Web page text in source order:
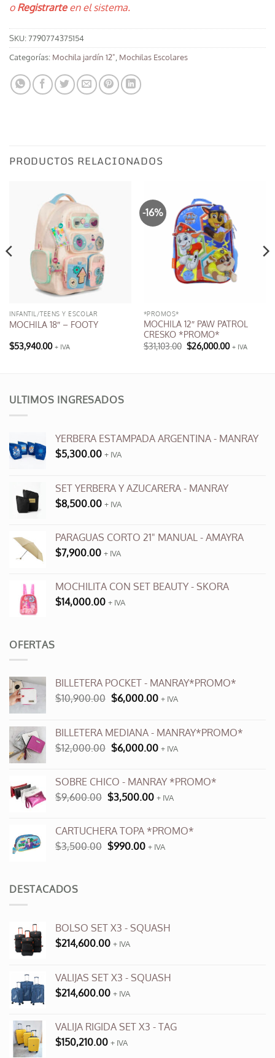
oRegistrarteen el sistema.
SKU:7790774375154
Categorías: Mochila jardín 12" Mochilas Escolares
PRODUCTOS RELACIONADOS
INFANTIL/TEENS Y ESCOLAR
MOCHILA 18″ – FOOTY
$53,940.00 + IVA
-16%
*PROMOS*
MOCHILA 12″ PAW PATROL
CRESKO *PROMO*
$31,103.00 El
precio
$26,000.00El+ IVA
ULTIMOS INGRESADOS
YERBERA ESTAMPADA ARGENTINA - MANRAY
$5,300.00 + IVA
SET YERBERA Y AZUCARERA - MANRAY
$8,500.00 + IVA
PARAGUAS CORTO 21" MANUAL - AMAYRA
$7,900.00 + IVA
MOCHILITA CON SET BEAUTY - SKORA
$14,000.00 + IVA
OFERTAS
BILLETERA POCKET - MANRAY*PROMO*
$10,900.00 El
era:
$10,900.00.
$6,000.00El
es:
$6,000.00.
+ IVA
BILLETERA MEDIANA - MANRAY*PROMO*
$12,000.00 El
era:
$12,000.00.
$6,000.00El
es:
$6,000.00.
+ IVA
SOBRE CHICO - MANRAY *PROMO*
$9,600.00 El
era:
$9,600.00.
$3,500.00El
es:
$3,500.00.
+ IVA
CARTUCHERA TOPA *PROMO*
$3,500.00 El
$990.00El+ IVA
DESTACADOS
BOLSO SET X3 - SQUASH
$214,600.00 + IVA
VALIJAS SET X3 - SQUASH
$214,600.00 + IVA
VALIJA RIGIDA SET X3 - TAG
$150,210.00 + IVA